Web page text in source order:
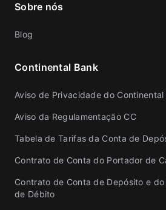
Sobre nós
Blog
Continental Bank
Aviso de Privacidade do Continental
Aviso da Regulamentação CC
Tabela de Tarifas da Conta de
Contrato de Conta do Portador de
Contrato de Conta de Depósito e
de Débito